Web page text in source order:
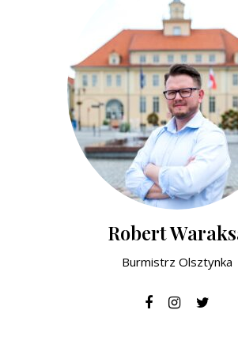
Robert
Burmistrz Olsztynka